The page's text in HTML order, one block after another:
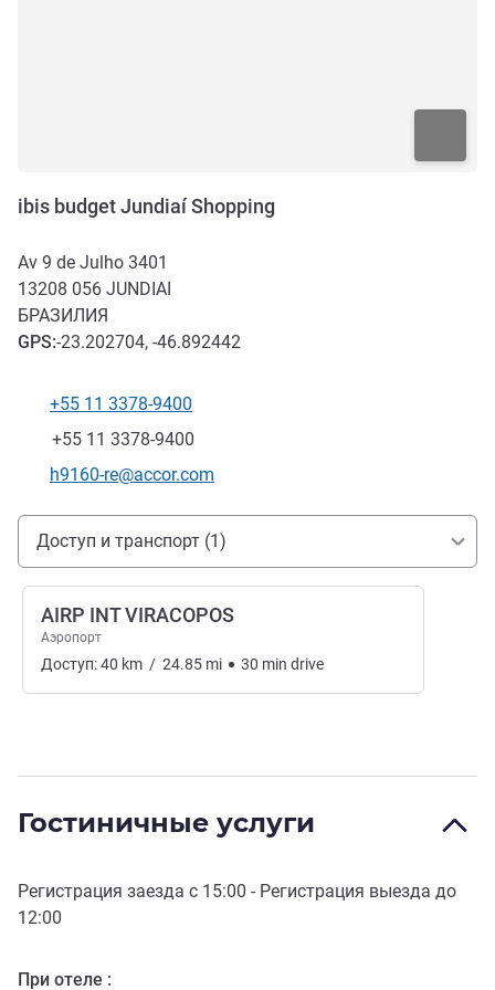
ibis budget Jundiaí Shopping
Av 9 de Julho 3401
13208 056 JUNDIAI
БРАЗИЛИЯ
GPS:-23.202704, -46.892442
Телефон
+55 11 3378-9400
Факс
+55 11 3378-9400
Контактный адрес электронной почты
h9160-re@accor.com
Доступ и транспорт
Доступ и транспорт (1)
AIRP INT VIRACOPOS
Аэропорт
Доступ:40 km / 24.85 mi 30 min drive
Гостиничные услуги
Регистрация заезда с 15:00 - Регистрация выезда до
12:00
При отеле